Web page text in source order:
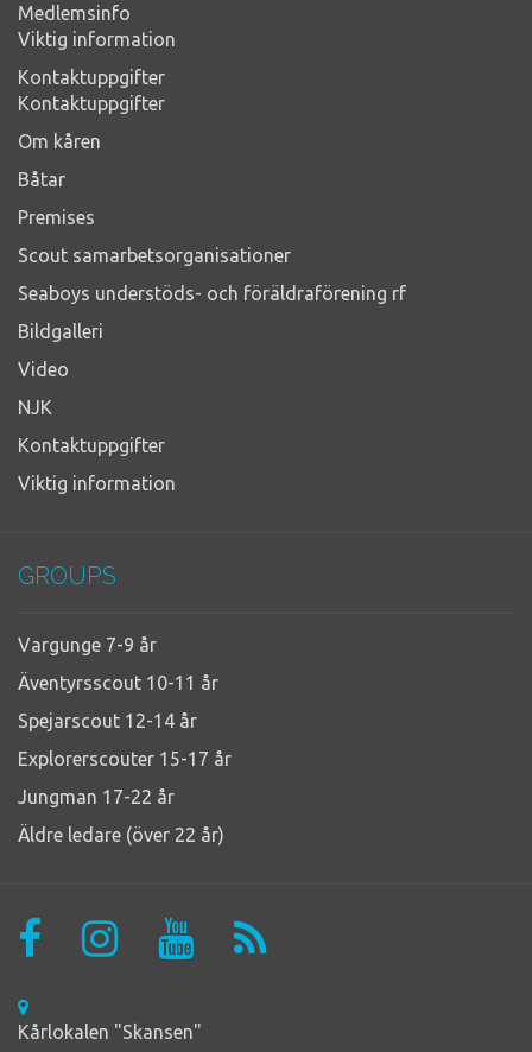
Medlemsinfo
Viktig information
Kontaktuppgifter
Kontaktuppgifter
Om kåren
Båtar
Premises
Scout samarbetsorganisationer
Seaboys understöds- och föräldraförening rf
Bildgalleri
Video
NJK
Kontaktuppgifter
Viktig information
GROUPS
Vargunge 7-9 år
Äventyrsscout 10-11 år
Spejarscout 12-14 år
Explorerscouter 15-17 år
Jungman 17-22 år
Äldre ledare (över 22 år)
Kårlokalen "Skansen"